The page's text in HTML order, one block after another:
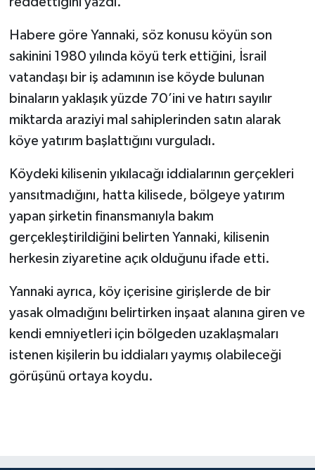
Habere göre Yannaki, söz konusu köyün son
sakinini 1980 yılında köyü terk ettiğini, İsrail
vatandaşı bir iş adamının ise köyde bulunan
binaların yaklaşık yüzde 70’ini ve hatırı sayılır
miktarda araziyi mal sahiplerinden satın alarak
köye yatırım başlattığını vurguladı.
Köydeki kilisenin yıkılacağı iddialarının gerçekleri
yansıtmadığını, hatta kilisede, bölgeye yatırım
yapan şirketin finansmanıyla bakım
gerçekleştirildiğini belirten Yannaki, kilisenin
herkesin ziyaretine açık olduğunu ifade etti.
Yannaki ayrıca, köy içerisine girişlerde de bir
yasak olmadığını belirtirken inşaat alanına giren ve
kendi emniyetleri için bölgeden uzaklaşmaları
istenen kişilerin bu iddiaları yaymış olabileceği
görüşünü ortaya koydu.